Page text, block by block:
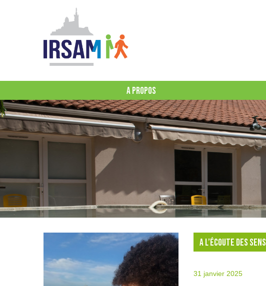
A PROPOS
A L’ÉCOUTE DES SENS
31 janvier 2025